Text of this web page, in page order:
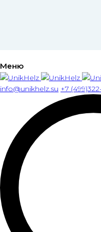
Меню
info@unikhelz.su +7